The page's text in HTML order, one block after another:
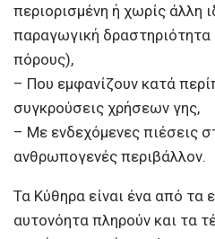
περιορισμένη ή χωρίς άλλη
παραγωγική δραστηριότητα
πόρους),
– Που εμφανίζουν κατά
συγκρούσεις χρήσεων γης,
– Με ενδεχόμενες πιέσεις
ανθρωπογενές περιβάλλον.
Τα Κύθηρα είναι ένα από τα
αυτονόητα πληρούν και τα